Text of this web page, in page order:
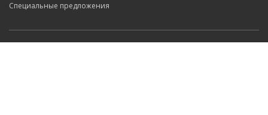
Специальные предложения